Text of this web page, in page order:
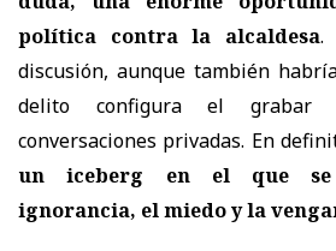
política contra la alcaldesa.
discusión, aunque también
delito configura el grabar
conversaciones privadas. En
un iceberg en el que se
ignorancia, el miedo y la